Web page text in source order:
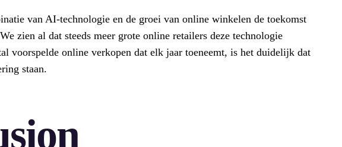
van AI-technologie en de groei van online winkelen de toekomst
zien al dat steeds meer grote online retailers deze technologie
voorspelde online verkopen dat elk jaar toeneemt, is het duidelijk dat
staan.